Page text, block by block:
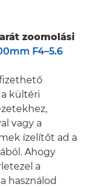
zoomolási
F4–5.6
kültéri
vagy a
ízelítőt ad a
Ahogy
a
használod